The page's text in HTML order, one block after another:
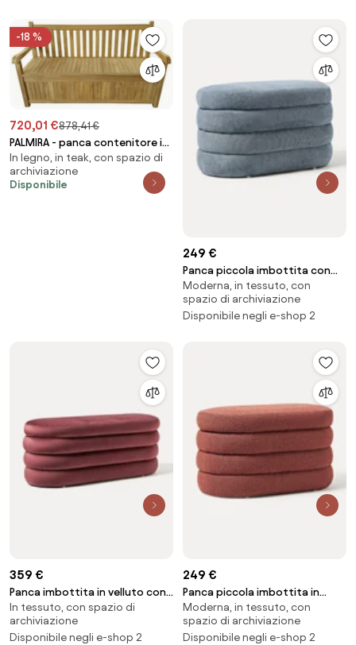
-18 %
720,01 €878,41 €
PALMIRA - panca contenitore in
teak
In legno, in teak, con spazio di
archiviazione
Disponibile
249 €
Panca piccola imbottita con
vano contenitore Alto
Moderna, in tessuto, con
spazio di archiviazione
Disponibile negli e-shop 2
359 €
Panca imbottita in velluto con
vano contenitore Alto
In tessuto, con spazio di
archiviazione
Disponibile negli e-shop 2
249 €
Panca piccola imbottita in
bouclé con vano contenitore
Alto
Moderna, in tessuto, con
spazio di archiviazione
Disponibile negli e-shop 2